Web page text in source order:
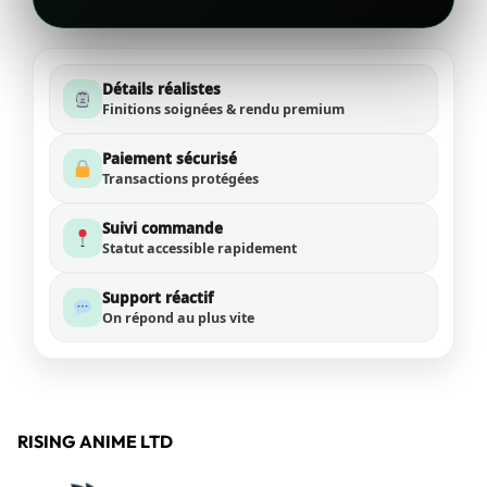
Détails réalistes
Finitions soignées & rendu premium
Paiement sécurisé
Transactions protégées
Suivi commande
Statut accessible rapidement
Support réactif
On répond au plus vite
RISING ANIME LTD